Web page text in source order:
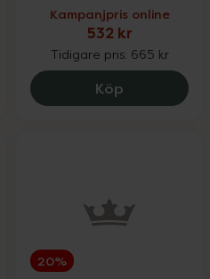
25%
Upp till 30%
Posay Anthelios Uvmune
Kampanjpris online
532 kr
Tidigare pris: 665 kr
Köp Priorin
20%